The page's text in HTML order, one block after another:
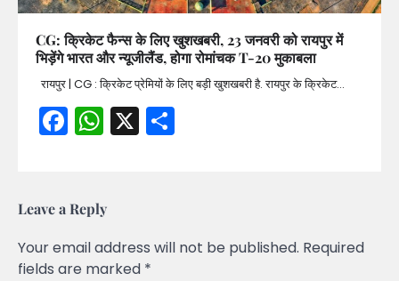
CG: क्रिकेट फैन्स के लिए खुशखबरी, 23 जनवरी को रायपुर में
भिड़ेंगे भारत और न्यूजीलैंड, होगा रोमांचक T-20 मुकाबला
रायपुर | CG : क्रिकेट प्रेमियों के लिए बड़ी खुशखबरी है. रायपुर के क्रिकेट…
Facebook
WhatsApp
X
Leave a Reply
Your email address will not be published. Required
fields are marked *